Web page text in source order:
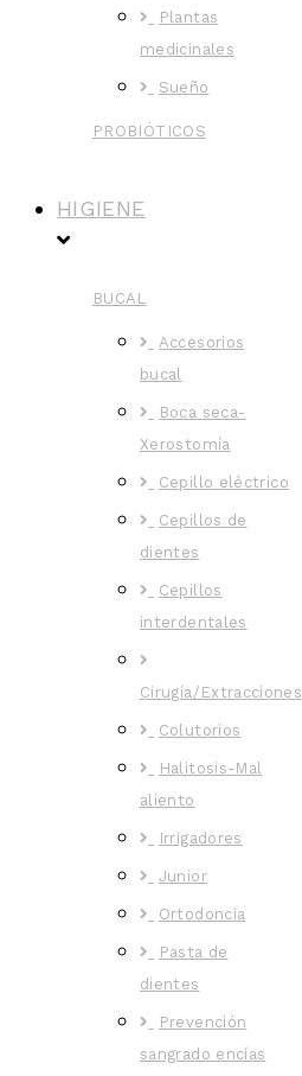
Plantas
medicinales
Sueño
PROBIÓTICOS
HIGIENE
BUCAL
Accesorios
bucal
Boca seca-
Xerostomía
Cepillo eléctrico
Cepillos de
dientes
Cepillos
interdentales
Cirugía/Extracciones
Colutorios
Halitosis-Mal
aliento
Irrigadores
Junior
Ortodoncia
Pasta de
dientes
Prevención
sangrado encías